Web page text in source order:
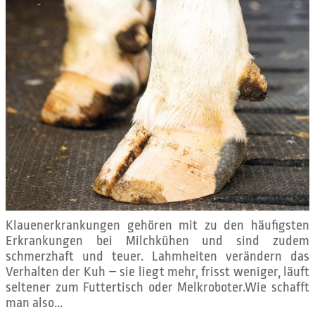
Klauenerkrankungen gehören mit zu den häufigsten
Erkrankungen bei Milchkühen und sind zudem
schmerzhaft und teuer. Lahmheiten verändern das
Verhalten der Kuh – sie liegt mehr, frisst weniger, läuft
seltener zum Futtertisch oder Melkroboter.Wie schafft
man also...